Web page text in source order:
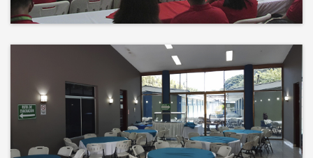
El éxito no es solo un destino, es el
impacto que dejamos en el